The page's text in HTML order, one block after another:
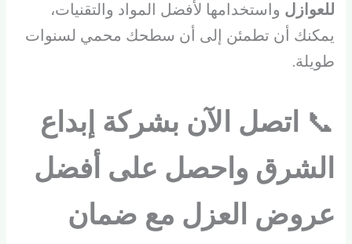
للعوازل واستخدامها لأفضل المواد والتقنيات،
يمكنك أن تطمئن إلى أن سطحك محمي لسنوات
طويلة.
📞 اتصل الآن بشركة إبداع
الشرق واحصل على أفضل
عروض العزل مع ضمان